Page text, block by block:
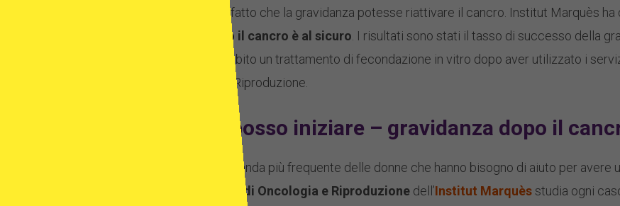
incertezze sul fatto che la gravidanza potesse riattivare il cancro. Institut Marquès
bambino dopo il cancro è al sicuro . I risultati sono stati il ​​tasso di successo della
che avevano subito un trattamento di fecondazione in vitro dopo aver utilizzato i
Medicina della Riproduzione.
Quando posso iniziare – gravidanza dopo il
Questa è la domanda più frequente delle donne che hanno bisogno di aiuto per avere
L’Unità di Oncologia e Riproduzione dell’Institut Marquèsstudia ogni